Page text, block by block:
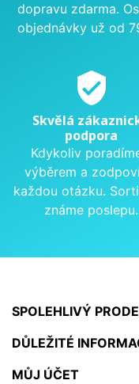
dopravu zdarma.
objednávky už od
verified_user
Skvělá
podpora
Kdykoliv
výběrem a
každou otázku.
známe poslepu.
SPOLEHLIVÝ
DŮLEŽITÉ
MŮJ ÚČET